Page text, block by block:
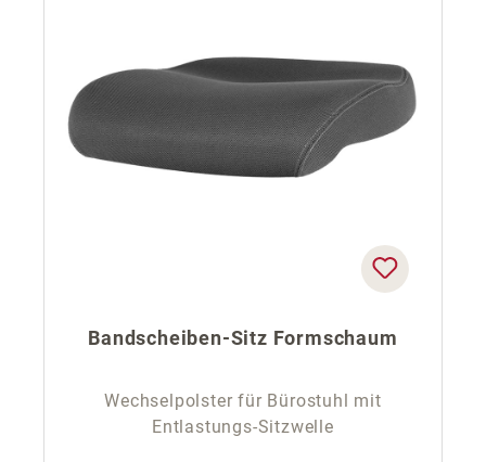
Bandscheiben-Sitz Formschaum
Wechselpolster für Bürostuhl mit
Entlastungs-Sitzwelle